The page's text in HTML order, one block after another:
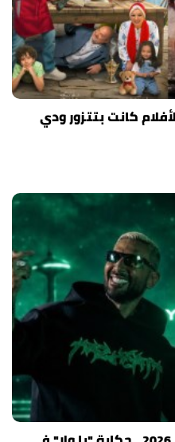
كانت بتتزور ودي